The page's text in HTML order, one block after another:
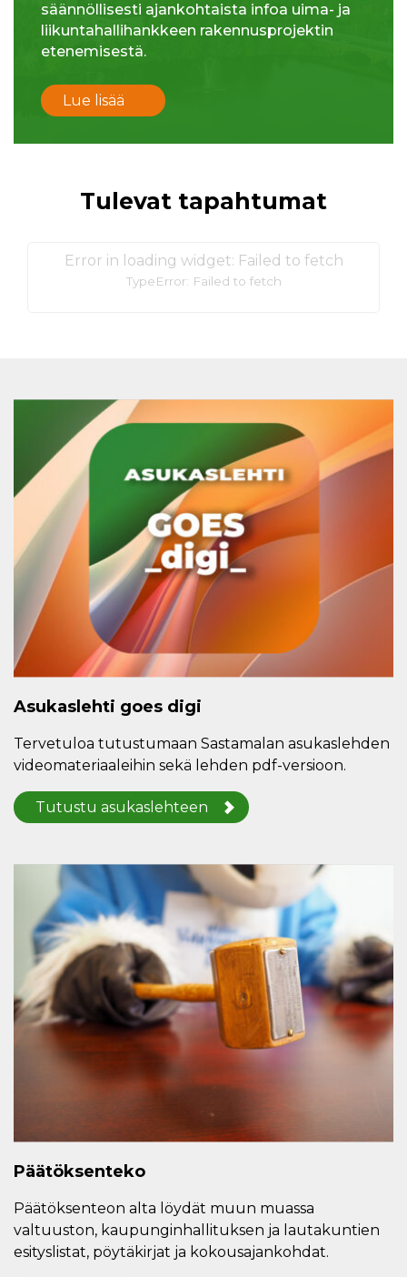
säännöllisesti ajankohtaista infoa uima- ja
liikuntahallihankkeen rakennusprojektin
etenemisestä.
Lue lisää
Tulevat tapahtumat
Error in loading widget: Failed to fetch
TypeError: Failed to fetch
Asukaslehti goes digi
Tervetuloa tutustumaan Sastamalan asukaslehden
videomateriaaleihin sekä lehden pdf-versioon.
Tutustu asukaslehteen
Päätöksenteko
Päätöksenteon alta löydät muun muassa
valtuuston, kaupunginhallituksen ja lautakuntien
esityslistat, pöytäkirjat ja kokousajankohdat.